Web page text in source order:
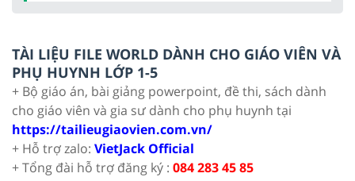
TÀI LIỆU FILE WORLD DÀNH CHO GIÁO VIÊN VÀ
PHỤ HUYNH LỚP 1-5
+ Bộ giáo án, bài giảng powerpoint, đề thi, sách dành
cho giáo viên và gia sư dành cho phụ huynh tại
https://tailieugiaovien.com.vn/
+ Hỗ trợ zalo: VietJack Official
+ Tổng đài hỗ trợ đăng ký : 084 283 45 85